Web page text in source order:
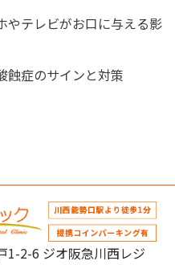
やテレビがお口に与える影
蝕症のサインと対策
1-2-6 ジオ阪急川西レジ